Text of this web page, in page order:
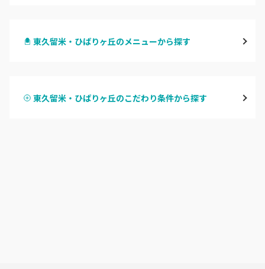
原宿
東久留米・ひばりヶ丘のメニューから探す
ハンドスカルプ
東久留米・ひばりヶ丘のこだわり条件から探す